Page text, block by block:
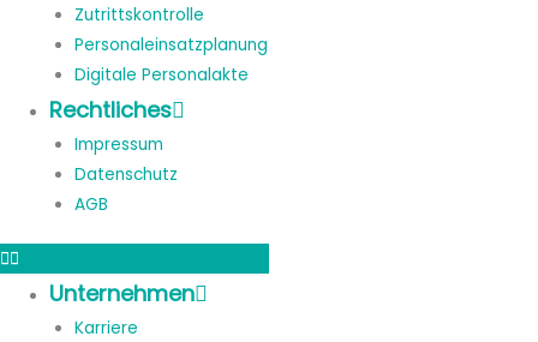
Zutrittskontrolle
Personaleinsatzplanung
Digitale Personalakte
Rechtliches
Impressum
Datenschutz
AGB
Unternehmen
Karriere